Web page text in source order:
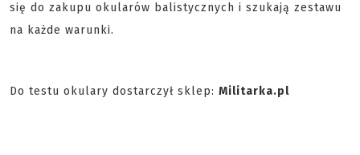
się do zakupu okularów balistycznych i szukają zestawu
na każde warunki.
Do testu okulary dostarczył sklep: Militarka.pl